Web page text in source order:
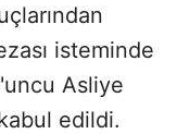
isteminde
Asliye
edildi.